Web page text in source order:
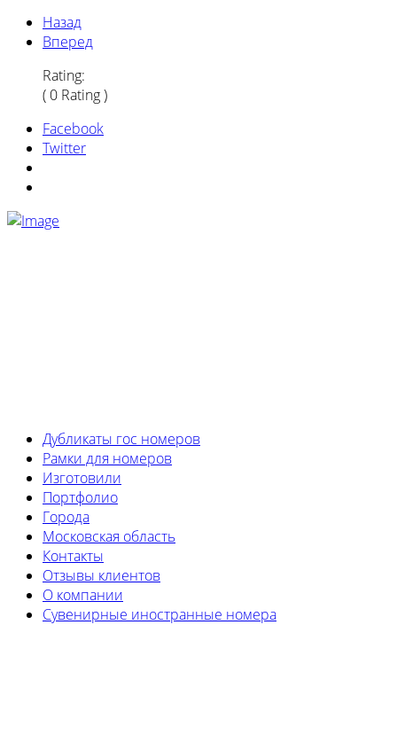
Назад
Вперед
Rating:
( 0 Rating )
Facebook
Twitter
Дубликаты гос номеров
Рамки для номеров
Изготовили
Портфолио
Города
Московская область
Контакты
Отзывы клиентов
О компании
Сувенирные иностранные номера